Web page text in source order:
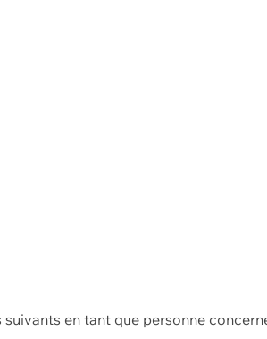
en tant que personne